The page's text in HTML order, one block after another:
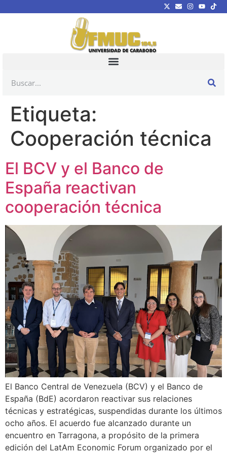
Etiqueta:
Cooperación técnica
El BCV y el Banco de
España reactivan
cooperación técnica
El Banco Central de Venezuela (BCV) y el Banco de
España (BdE) acordaron reactivar sus relaciones
técnicas y estratégicas, suspendidas durante los últimos
ocho años. El acuerdo fue alcanzado durante un
encuentro en Tarragona, a propósito de la primera
edición del LatAm Economic Forum organizado por el